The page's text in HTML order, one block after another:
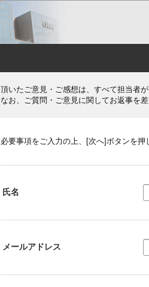
頂いたご意見・ご感想は、すべて担当者
なお、ご質問・ご意見に関してお返事を
必要事項をご入力の上、[次へ]ボタンを押
氏名
メールアドレス